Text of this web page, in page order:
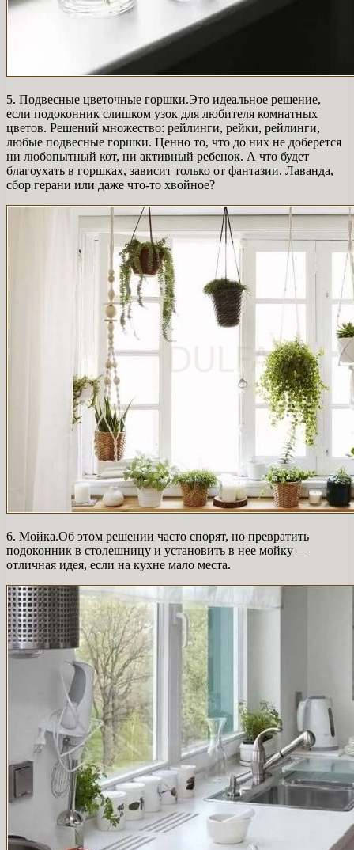
5. Подвесные цветочные горшки.Это идеальное решение,
если подоконник слишком узок для любителя комнатных
цветов. Решений множество: рейлинги, рейки, рейлинги,
любые подвесные горшки. Ценно то, что до них не доберется
ни любопытный кот, ни активный ребенок. А что будет
благоухать в горшках, зависит только от фантазии. Лаванда,
сбор герани или даже что-то хвойное?
6. Мойка.Об этом решении часто спорят, но превратить
подоконник в столешницу и установить в нее мойку —
отличная идея, если на кухне мало места.